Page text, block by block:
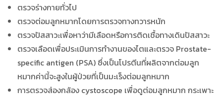
ตรวจร่างกายทั่วไป
ตรวจต่อมลูกหมากโดยการตรวจทางทวารหนัก
ตรวจปัสสาวะเพื่อหาว่ามีเลือดหรือการติดเชื้อทางเดินปัสสาวะ
ตรวจเลือดเพื่อประเมินการทำงานของไตและตรวจ Prostate-
specific antigen (PSA) ซึ่งเป็นโปรตีนที่ผลิตจากต่อมลูก
หมากค่านี้จะสูงในผู้ป่วยที่เป็นมะเร็งต่อมลูกหมาก
การตรวจส่องกล้อง cystoscope เพื่อดูต่อมลูกหมาก กระเพาะ